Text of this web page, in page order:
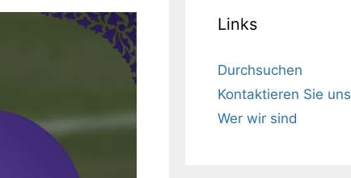
Links
Durchsuchen
Kontaktieren Sie uns
Wer wir sind